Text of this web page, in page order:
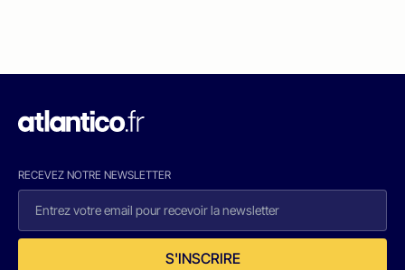
RECEVEZ NOTRE NEWSLETTER
S'INSCRIRE